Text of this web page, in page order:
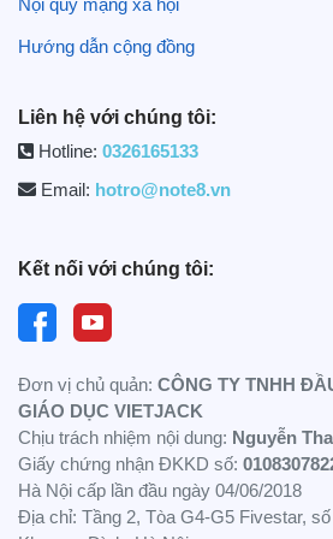
nghiệm, mà còn là bước quan
4. Thực tập sinh có lương
sách của từng công ty và ngành
Thực tập có lương
Nhiều công ty, đặc biệt là những
chức quốc tế, thường trả lương
lương có thể thay đổi tùy theo công
thực tập, nhưng nhìn chung, việc
ứng viên tài năng và tạo động lực
làm việc hiệu quả. Các công ty
Hướng dẫn cộng đồng
Liên hệ với chúng tôi:
Hotline: 0326165133
Email: hotro@note8.vn
Kết nối với chúng tôi:
Đơn vị chủ quản: CÔNG TY TNHH
GIÁO DỤC VIETJACK
Chịu trách nhiệm nội dung: Nguyễn
Giấy chứng nhận ĐKKD số:
Hà Nội cấp lần đầu ngày 04/06/2018
Địa chỉ: Tầng 2, Tòa G4-G5 Fivestar,